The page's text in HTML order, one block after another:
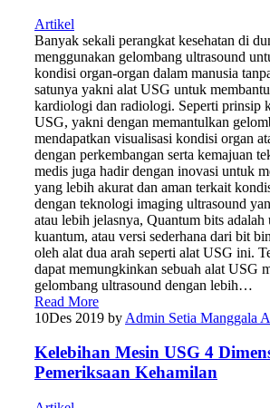
Artikel
Banyak sekali perangkat kesehatan di
menggunakan gelombang ultrasound
kondisi organ-organ dalam manusia
satunya yakni alat USG untuk
kardiologi dan radiologi. Seperti prinsip
USG, yakni dengan memantulkan
mendapatkan visualisasi kondisi organ
dengan perkembangan serta kemajuan
medis juga hadir dengan inovasi untuk
yang lebih akurat dan aman terkait
dengan teknologi imaging ultrasound
atau lebih jelasnya, Quantum bits
kuantum, atau versi sederhana dari bit
oleh alat dua arah seperti alat USG ini.
dapat memungkinkan sebuah alat USG
gelombang ultrasound dengan lebih…
Read More
10Des 2019 by Admin Setia Manggala
Kelebihan Mesin USG 4
Pemeriksaan Kehamilan